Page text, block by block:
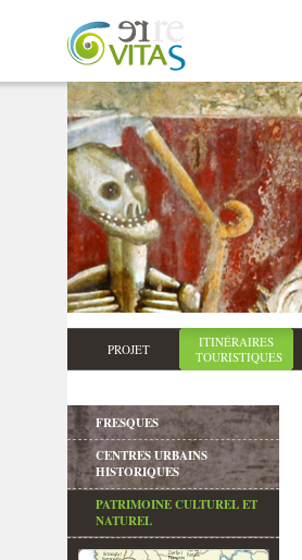
PROJET
ITINÉRAIRES
TOURISTIQUES
FRESQUES
CENTRES URBAINS
HISTORIQUES
PATRIMOINE CULTUREL ET
NATUREL